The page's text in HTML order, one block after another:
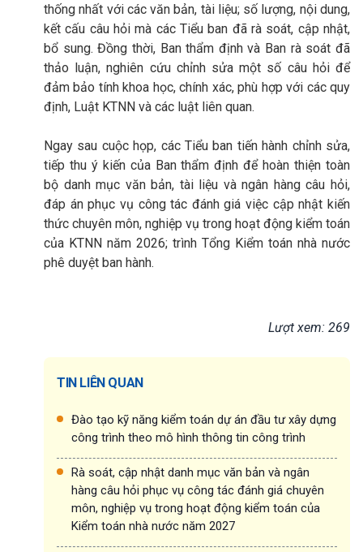
thống nhất với các văn bản, tài liệu; số lượng, nội dung,
kết cấu câu hỏi mà các Tiểu ban đã rà soát, cập nhật,
bổ sung. Đồng thời, Ban thẩm định và Ban rà soát đã
thảo luận, nghiên cứu chỉnh sửa một số câu hỏi để
đảm bảo tính khoa học, chính xác, phù hợp với các quy
định, Luật KTNN và các luật liên quan.
Ngay sau cuộc họp, các Tiểu ban tiến hành chỉnh sửa,
tiếp thu ý kiến của Ban thẩm định để hoàn thiện toàn
bộ danh mục văn bản, tài liệu và ngân hàng câu hỏi,
đáp án phục vụ công tác đánh giá việc cập nhật kiến
thức chuyên môn, nghiệp vụ trong hoạt động kiểm toán
của KTNN năm 2026; trình Tổng Kiểm toán nhà nước
phê duyệt ban hành.
Lượt xem: 269
TIN LIÊN QUAN
Đào tạo kỹ năng kiểm toán dự án đầu tư xây dựng
công trình theo mô hình thông tin công trình
Rà soát, cập nhật danh mục văn bản và ngân
hàng câu hỏi phục vụ công tác đánh giá chuyên
môn, nghiệp vụ trong hoạt động kiểm toán của
Kiểm toán nhà nước năm 2027